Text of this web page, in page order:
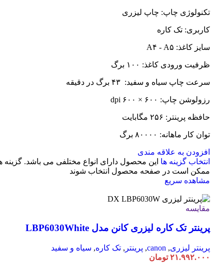
تکنولوژی چاپ: چاپ لیزری
کاربری: تک کاره
سایز کاغذ: A۴ - A۵
ظرفیت ورودی کاغذ: ۱۰۰ برگ
سرعت چاپ سیاه و سفید: ۴۳ برگ در دقیقه
رزولوشن چاپ: ۶۰۰ × ۶۰۰ dpi
حافظه پرینتر: ۲۵۶ مگابایت
توان کار ماهانه: ۸۰۰۰۰ برگ
افزودن به علاقه مندی
انتخاب گزینه ها این محصول دارای انواع مختلفی می باشد. گزینه
ممکن است در صفحه محصول انتخاب شوند
مشاهده سریع
مقایسه
پرینتر تک کاره لیزری کانن مدل LBP6030White
پرینتر لیزری,
canon
, پرینتر , تک کاره, سیاه و سفید
۲۱.۹۹۲.۰۰۰ تومان